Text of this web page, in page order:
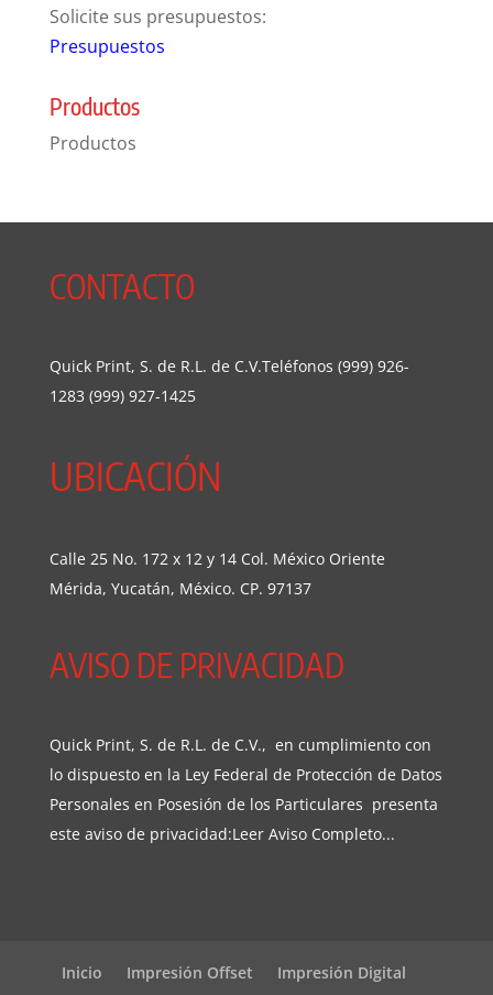
Solicite sus presupuestos:
Presupuestos
Productos
Productos
CONTACTO
Quick Print, S. de R.L. de C.V.Teléfonos (999) 926-
1283 (999) 927-1425
UBICACIÓN
Calle 25 No. 172 x 12 y 14 Col. México Oriente
Mérida, Yucatán, México. CP. 97137
AVISO DE PRIVACIDAD
Quick Print, S. de R.L. de C.V., en cumplimiento con
lo dispuesto en la Ley Federal de Protección de Datos
Personales en Posesión de los Particulares presenta
este aviso de privacidad:Leer Aviso Completo...
Inicio Impresión Offset
Impresión Digital